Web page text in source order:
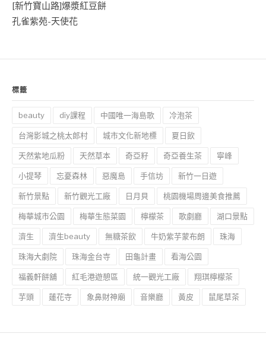
[新竹寶山路]爆漿紅豆餅
孔雀紫苑-天使花
標籤
beauty diy課程 中國唯一海島歌 冷泡茶
台灣影城之桃太郎村 城市文化新地標 夏日飲
天然紫地瓜粉 天然草本 奇亞籽 奇亞養生茶 寧峰
小提琴 忘憂森林 惡魔島 手信坊 新竹一日遊
新竹景點 新竹觀光工廠 日月貝 桃園機場周邊美食推薦
梅華城市公園 梅華生態菜園 檸檬茶 歌劇廳 湖口景點
濟生 濟生beauty 無糖茶飲 牛奶紫芋蒙布朗 珠海
珠海大劇院 珠海金台寺 田龜計畫 看海公園
福義軒餅舖 紅毛港遊憩區 統一觀光工廠 翔琪檸檬茶
芋頭 蓮花寺 象鼻財神廟 音樂廳 黃皮 鼠尾草茶